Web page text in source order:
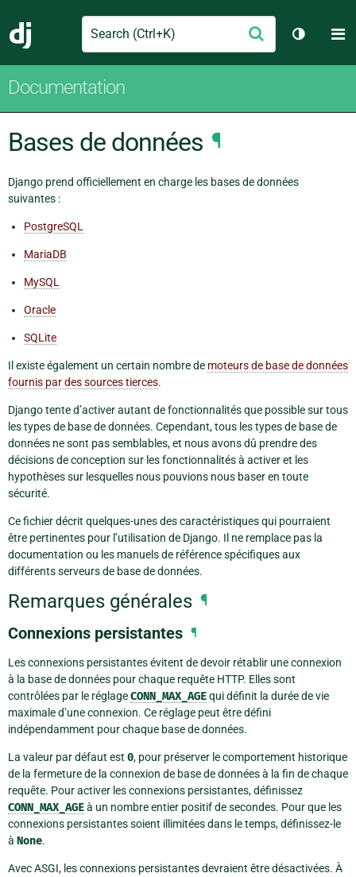
Django
Search Envoyer
Changer
Documentation
Bases de données ¶
Django prend officiellement en charge les bases de données
suivantes :
PostgreSQL
MariaDB
MySQL
Oracle
SQLite
Il existe également un certain nombre de moteurs de base de données
fournis par des sources tierces.
Django tente d’activer autant de fonctionnalités que possible sur tous
les types de base de données. Cependant, tous les types de base de
données ne sont pas semblables, et nous avons dû prendre des
décisions de conception sur les fonctionnalités à activer et les
hypothèses sur lesquelles nous pouvions nous baser en toute
sécurité.
Ce fichier décrit quelques-unes des caractéristiques qui pourraient
être pertinentes pour l’utilisation de Django. Il ne remplace pas la
documentation ou les manuels de référence spécifiques aux
différents serveurs de base de données.
Remarques générales ¶
Connexions persistantes ¶
Les connexions persistantes évitent de devoir rétablir une connexion
à la base de données pour chaque requête HTTP. Elles sont
contrôlées par le réglageCONN_MAX_AGEqui définit la durée de vie
maximale d’une connexion. Ce réglage peut être défini
indépendamment pour chaque base de données.
La valeur par défaut est 0, pour préserver le comportement historique
de la fermeture de la connexion de base de données à la fin de chaque
requête. Pour activer les connexions persistantes, définissez
CONN_MAX_AGEà un nombre entier positif de secondes. Pour que les
connexions persistantes soient illimitées dans le temps, définissez-le
à None.
Avec ASGI, les connexions persistantes devraient être désactivées. À